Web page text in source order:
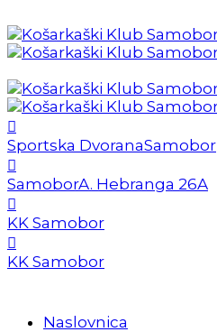
Sportska DvoranaSamobor
SamoborA. Hebranga 26A
KK Samobor
KK Samobor
Naslovnica